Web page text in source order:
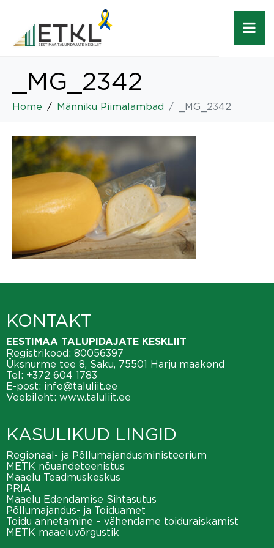
_MG_2342
Home Männiku Piimalambad _MG_2342
KONTAKT
EESTIMAA TALUPIDAJATE KESKLIIT
Registrikood: 80056397
Üksnurme tee 8, Saku, 75501 Harju maakond
Tel: +372 604 1783
E-post: info@taluliit.ee
Veebileht: www.taluliit.ee
KASULIKUD LINGID
Regionaal- ja Põllumajandusministeerium
METK nõuandeteenistus
Maaelu Teadmuskeskus
PRIA
Maaelu Edendamise Sihtasutus
Põllumajandus- ja Toiduamet
Toidu annetamine – vähendame toiduraiskamist
METK maaeluvõrgustik